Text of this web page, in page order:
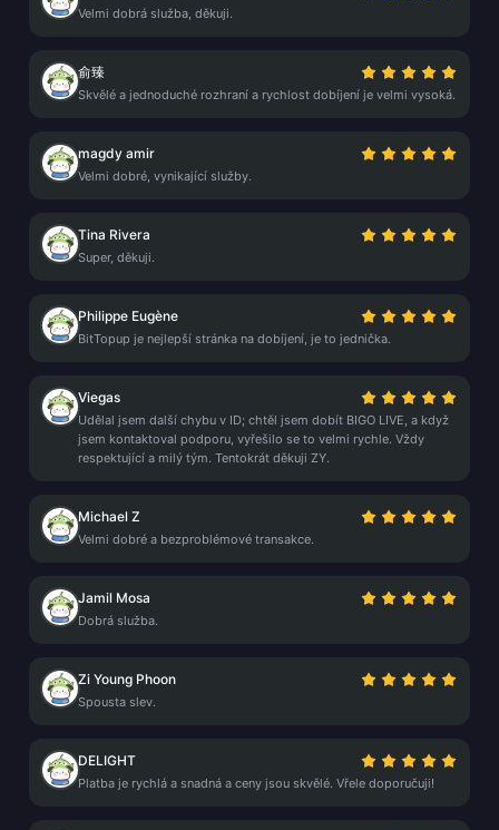
Velmi dobrá služba, děkuji.
俞臻
Skvělé a jednoduché rozhraní a rychlost dobíjení je velmi vysoká.
magdy amir
Velmi dobré, vynikající služby.
Tina Rivera
Super, děkuji.
Philippe Eugène
BitTopup je nejlepší stránka na dobíjení, je to jednička.
Viegas
Udělal jsem další chybu v ID; chtěl jsem dobít BIGO LIVE, a když
jsem kontaktoval podporu, vyřešilo se to velmi rychle. Vždy
respektující a milý tým. Tentokrát děkuji ZY.
Michael Z
Velmi dobré a bezproblémové transakce.
Jamil Mosa
Dobrá služba.
Zi Young Phoon
Spousta slev.
DELIGHT
Platba je rychlá a snadná a ceny jsou skvělé. Vřele doporučuji!